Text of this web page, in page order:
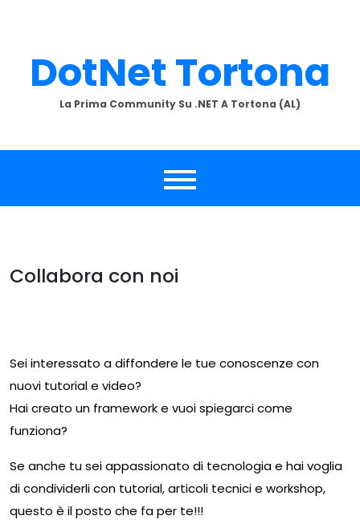
DotNet Tortona
La Prima Community Su .NET A Tortona (AL)
Collabora con noi
Sei interessato a diffondere le tue conoscenze con
nuovi tutorial e video?
Hai creato un framework e vuoi spiegarci come
funziona?
Se anche tu sei appassionato di tecnologia e hai voglia
di condividerli con tutorial, articoli tecnici e workshop,
questo è il posto che fa per te!!!